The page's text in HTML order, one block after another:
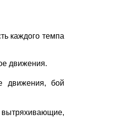
каждого темпа
движения.
движения, бой